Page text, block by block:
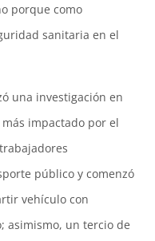
porque como
sanitaria en el
una investigación en
impactado por el
público y comenzó
vehículo con
asimismo, un tercio de